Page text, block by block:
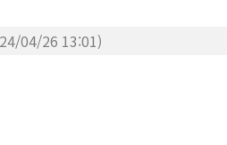
04/26 13:01)